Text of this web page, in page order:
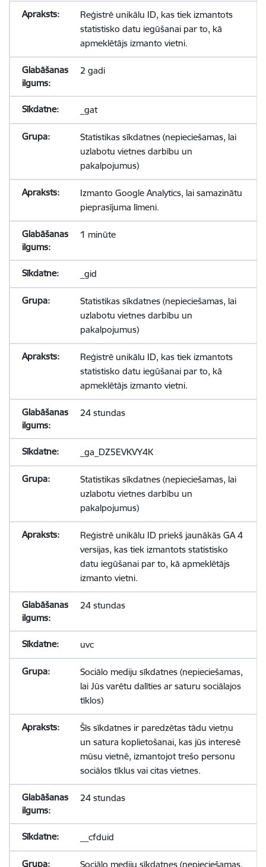
Reģistrē unikālu ID, kas tiek izmantots
statistisko datu iegūšanai par to, kā
apmeklētājs izmanto vietni.
2 gadi
_gat
Statistikas sīkdatnes (nepieciešamas, lai
uzlabotu vietnes darbību un
pakalpojumus)
Izmanto Google Analytics, lai samazinātu
pieprasījuma līmeni.
1 minūte
_gid
Statistikas sīkdatnes (nepieciešamas, lai
uzlabotu vietnes darbību un
pakalpojumus)
Reģistrē unikālu ID, kas tiek izmantots
statistisko datu iegūšanai par to, kā
apmeklētājs izmanto vietni.
24 stundas
_ga_DZ5EVKVY4K
Statistikas sīkdatnes (nepieciešamas, lai
uzlabotu vietnes darbību un
pakalpojumus)
Reģistrē unikālu ID priekš jaunākās GA 4
versijas, kas tiek izmantots statistisko
datu iegūšanai par to, kā apmeklētājs
izmanto vietni.
24 stundas
uvc
Sociālo mediju sīkdatnes (nepieciešamas,
lai Jūs varētu dalīties ar saturu sociālajos
tīklos)
Šīs sīkdatnes ir paredzētas tādu vietņu
un satura koplietošanai, kas jūs interesē
mūsu vietnē, izmantojot trešo personu
sociālos tīklus vai citas vietnes.
24 stundas
__cfduid
Sociālo mediju sīkdatnes (nepieciešamas,